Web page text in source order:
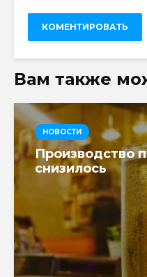
Вам также
НОВОСТИ
Производство
снизилось